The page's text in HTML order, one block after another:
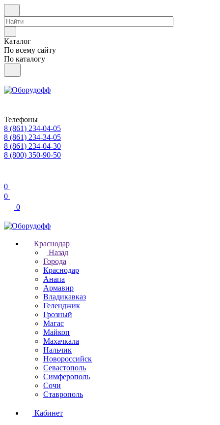
Каталог
По всему сайту
По каталогу
Телефоны
8 (861) 234-04-05
8 (861) 234-34-05
8 (861) 234-04-30
8 (800) 350-90-50
0
0
0
Краснодар
Назад
Города
Краснодар
Анапа
Армавир
Владикавказ
Геленджик
Грозный
Магас
Майкоп
Махачкала
Нальчик
Новороссийск
Севастополь
Симферополь
Сочи
Ставрополь
Кабинет